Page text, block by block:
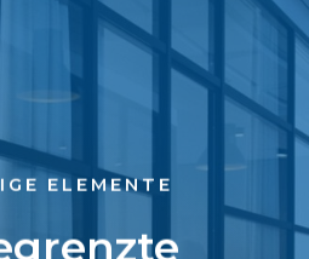
ELEMENTE